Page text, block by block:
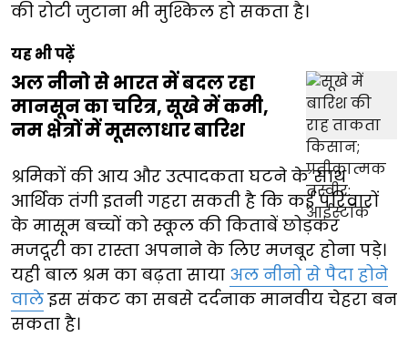
की रोटी जुटाना भी मुश्किल हो सकता है।
यह भी पढ़ें
अल नीनो से भारत में बदल रहा
मानसून का चरित्र, सूखे में कमी,
नम क्षेत्रों में मूसलाधार बारिश
श्रमिकों की आय और उत्पादकता घटने के साथ
आर्थिक तंगी इतनी गहरा सकती है कि कई परिवारों
के मासूम बच्चों को स्कूल की किताबें छोड़कर
मजदूरी का रास्ता अपनाने के लिए मजबूर होना पड़े।
यही बाल श्रम का बढ़ता साया अल नीनो से पैदा होने
वालेइस संकट का सबसे दर्दनाक मानवीय चेहरा बन
सकता है।